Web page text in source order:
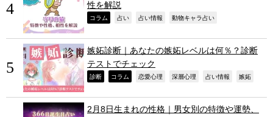
性を解説
コラム 占い 占い情報 動物キャラ占い
嫉妬診断｜あなたの嫉妬レベルは何％？診断
テストでチェック
診断 コラム 恋愛心理 深層心理 占い情報 嫉妬
2月8日生まれの性格｜男女別の特徴や運勢、